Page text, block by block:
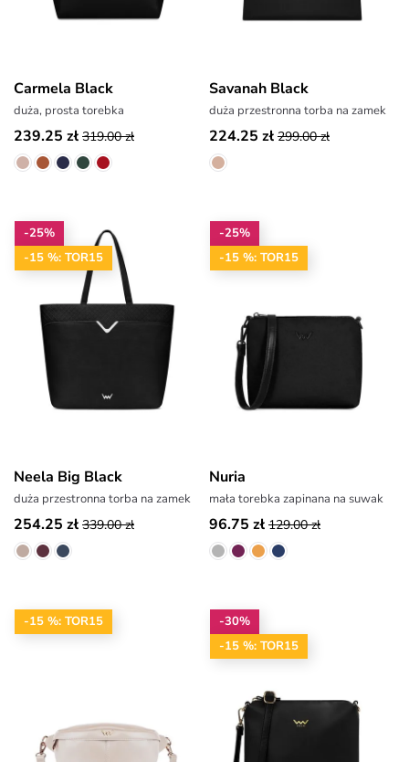
Carmela Black
duża, prosta torebka
239.25 zł 319.00 zł
Savanah Black
duża przestronna torba na zamek
224.25 zł 299.00 zł
-25%
-15 %: TOR15
Neela Big Black
duża przestronna torba na zamek
254.25 zł 339.00 zł
-25%
-15 %: TOR15
Nuria
mała torebka zapinana na suwak
96.75 zł 129.00 zł
-15 %: TOR15
-30%
-15 %: TOR15